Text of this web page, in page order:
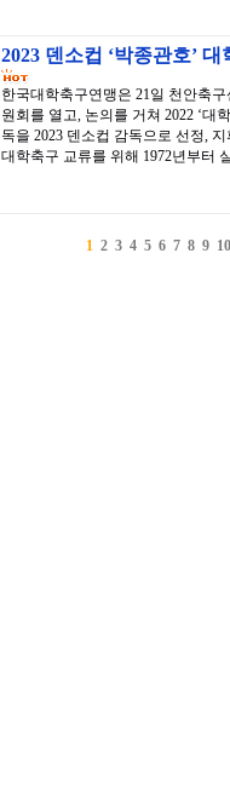
2023 덴소컵 ‘박종관호’
한국대학축구연맹은 21일 천안축
원회를 열고, 논의를 거쳐 2022 ‘대
독을 2023 덴소컵 감독으로 선정,
대학축구 교류를 위해 1972년부터
1 2 3 4 5 6 7 8 9 10